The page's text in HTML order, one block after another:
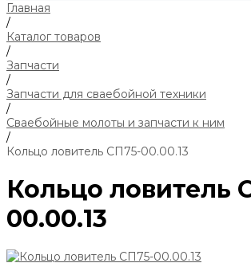
Главная
/
Каталог товаров
/
Запчасти
/
Запчасти для сваебойной техники
/
Сваебойные молоты и запчасти к ним
/
Кольцо ловитель СП75-00.00.13
Кольцо ловитель
00.00.13